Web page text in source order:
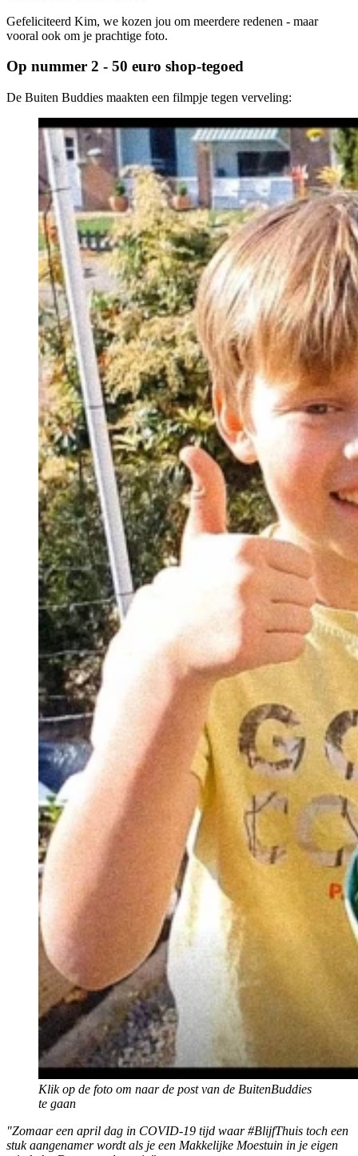
Gefeliciteerd Kim, we kozen jou om meerdere redenen - maar
vooral ook om je prachtige foto.
Op nummer 2 - 50 euro shop-tegoed
De Buiten Buddies maakten een filmpje tegen verveling:
Klik op de foto om naar de post van de BuitenBuddies
te gaan
"Zomaar een april dag in COVID-19 tijd waar #BlijfThuis toch een
stuk aangenamer wordt als je een Makkelijke Moestuin in je eigen